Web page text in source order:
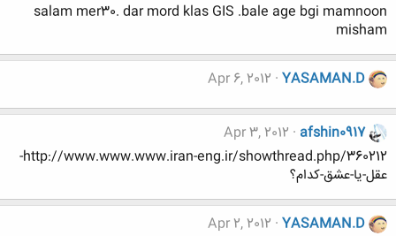
salam mer30. dar mord klas GIS .bale age bgi mamnoon
misham
YASAMAN.D
Apr 6, 2012
afshin0917
Apr 3, 2012
http://www.www.www.iran-eng.ir/showthread.php/360212-
عقل-یا-عشق-کدام؟
YASAMAN.D
Apr 2, 2012